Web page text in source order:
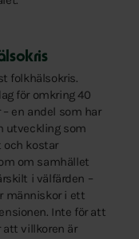
folkhälsokris.
för omkring 40
en andel som har
utveckling som
och kostar
om samhället
i välfärden –
människor i ett
Inte för att
villkoren är